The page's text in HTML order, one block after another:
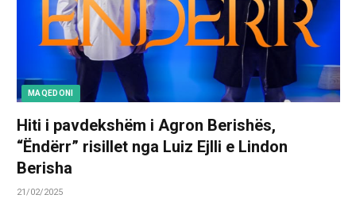
MAQEDONI
Hiti i pavdekshëm i Agron Berishës,
“Ëndërr” risillet nga Luiz Ejlli e Lindon
Berisha
21/02/2025